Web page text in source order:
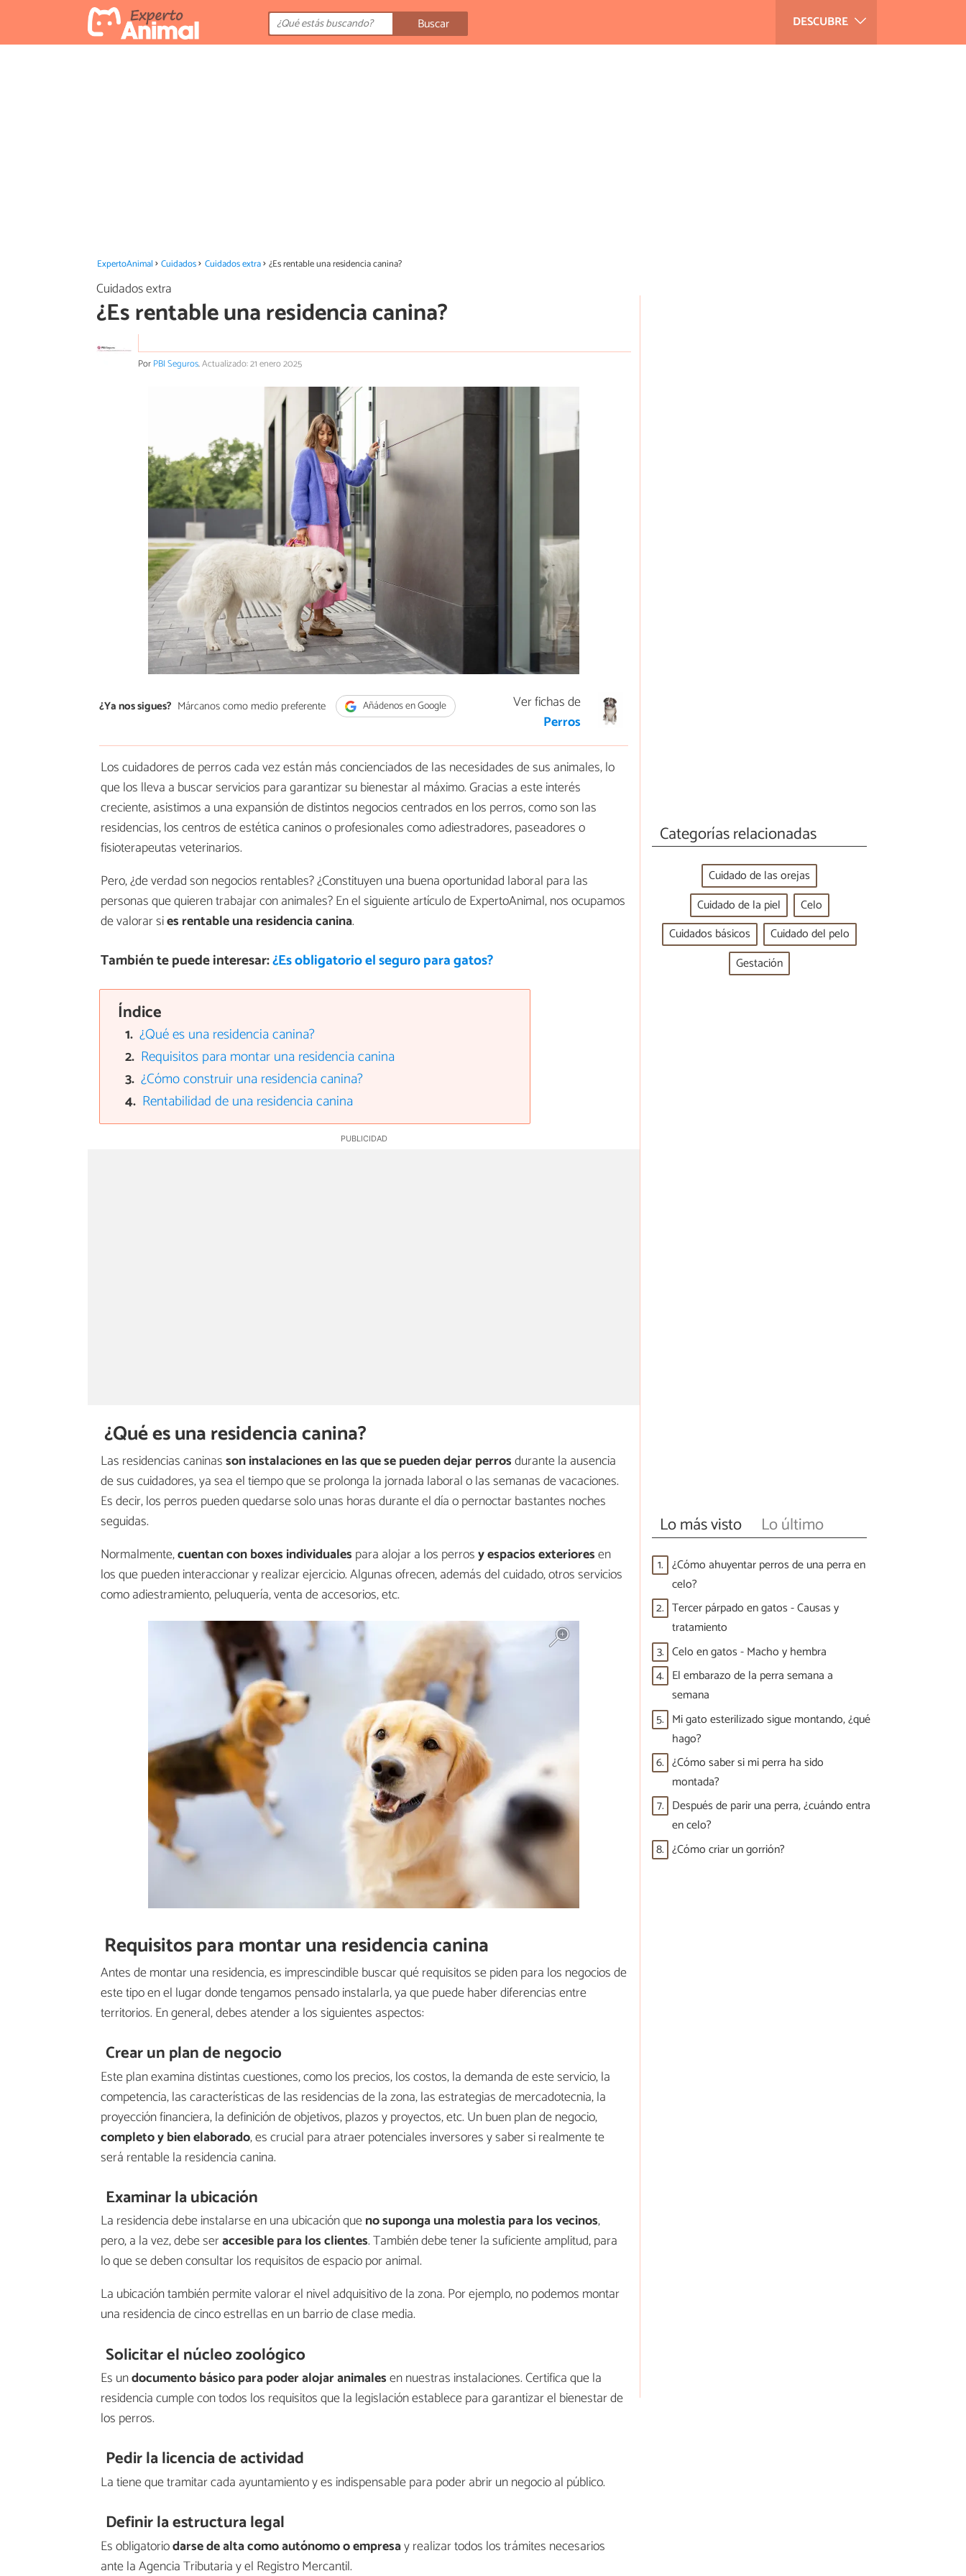
DESCUBRE
Buscar
ExpertoAnimal Cuidados Cuidados extra ¿Es rentable una residencia canina?
Cuidados extra
¿Es rentable una residencia canina?
PorPBI Seguros.Actualizado: 21 enero 2025
¿Ya nos sigues? Márcanos como medio preferente Añádenos en Google
Ver fichas de
Perros
Los cuidadores de perros cada vez están más concienciados de las necesidades de sus animales, lo
que los lleva a buscar servicios para garantizar su bienestar al máximo. Gracias a este interés
creciente, asistimos a una expansión de distintos negocios centrados en los perros, como son las
residencias, los centros de estética caninos o profesionales como adiestradores, paseadores o
fisioterapeutas veterinarios.
Pero, ¿de verdad son negocios rentables? ¿Constituyen una buena oportunidad laboral para las
personas que quieren trabajar con animales? En el siguiente artículo de ExpertoAnimal, nos ocupamos
de valorar sies rentable una residencia canina.
También te puede interesar:¿Es obligatorio el seguro para gatos?
Índice
¿Qué es una residencia canina?
Requisitos para montar una residencia canina
¿Cómo construir una residencia canina?
Rentabilidad de una residencia canina
¿Qué es una residencia canina?
Las residencias caninasson instalaciones en las que se pueden dejar perrosdurante la ausencia
de sus cuidadores, ya sea el tiempo que se prolonga la jornada laboral o las semanas de vacaciones.
Es decir, los perros pueden quedarse solo unas horas durante el día o pernoctar bastantes noches
seguidas.
Normalmente,cuentan con boxes individuales para alojar a los perrosy espacios exterioresen
los que pueden interaccionar y realizar ejercicio. Algunas ofrecen, además del cuidado, otros servicios
como adiestramiento, peluquería, venta de accesorios, etc.
Requisitos para montar una residencia canina
Antes de montar una residencia, es imprescindible buscar qué requisitos se piden para los negocios de
este tipo en el lugar donde tengamos pensado instalarla, ya que puede haber diferencias entre
territorios. En general, debes atender a los siguientes aspectos:
Crear un plan de negocio
Este plan examina distintas cuestiones, como los precios, los costos, la demanda de este servicio, la
competencia, las características de las residencias de la zona, las estrategias de mercadotecnia, la
proyección financiera, la definición de objetivos, plazos y proyectos, etc. Un buen plan de negocio,
completo y bien elaborado, es crucial para atraer potenciales inversores y saber si realmente te
será rentable la residencia canina.
Examinar la ubicación
La residencia debe instalarse en una ubicación queno suponga una molestia para los vecinos,
pero, a la vez, debe seraccesible para los clientes. También debe tener la suficiente amplitud, para
lo que se deben consultar los requisitos de espacio por animal.
La ubicación también permite valorar el nivel adquisitivo de la zona. Por ejemplo, no podemos montar
una residencia de cinco estrellas en un barrio de clase media.
Solicitar el núcleo zoológico
Es undocumento básico para poder alojar animalesen nuestras instalaciones. Certifica que la
residencia cumple con todos los requisitos que la legislación establece para garantizar el bienestar de
los perros.
Pedir la licencia de actividad
La tiene que tramitar cada ayuntamiento y es indispensable para poder abrir un negocio al público.
Definir la estructura legal
Es obligatoriodarse de alta como autónomo o empresay realizar todos los trámites necesarios
ante la Agencia Tributaria y el Registro Mercantil.
Categorías relacionadas
Cuidado de las orejas
Cuidado de la piel
Celo
Cuidados básicos
Cuidado del pelo
Gestación
Lo más visto Lo último
1. ¿Cómo ahuyentar perros de una perra en
celo?
2. Tercer párpado en gatos - Causas y
tratamiento
3. Celo en gatos - Macho y hembra
4. El embarazo de la perra semana a
semana
5. Mi gato esterilizado sigue montando, ¿qué
hago?
6. ¿Cómo saber si mi perra ha sido
montada?
7. Después de parir una perra, ¿cuándo entra
en celo?
8. ¿Cómo criar un gorrión?